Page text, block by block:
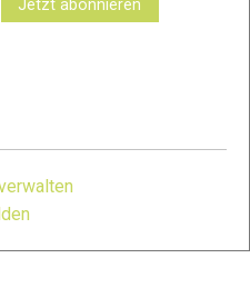
20 © Bilder 1, 4, 11, 17:
– 14, 18: Klaus Fengler;
Jetzt abonnieren